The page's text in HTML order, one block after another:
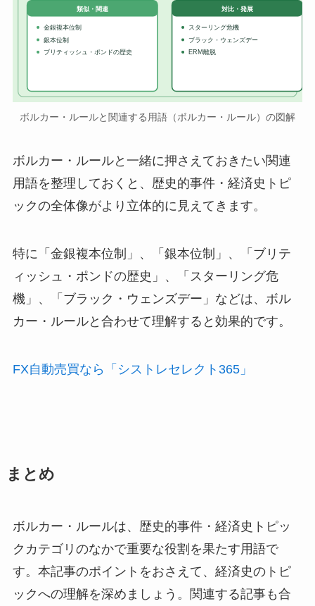
類似・関連
金銀複本位制
銀本位制
ブリティッシュ・ポンドの歴史
対比・発展
スターリング危機
ブラック・ウェンズデー
ERM離脱
ボルカー・ルールと関連する用語（ボルカー・ルール）の図解
ボルカー・ルールと一緒に押さえておきたい関連
用語を整理しておくと、歴史的事件・経済史トピ
ックの全体像がより立体的に見えてきます。
特に「金銀複本位制」、「銀本位制」、「ブリテ
ィッシュ・ポンドの歴史」、「スターリング危
機」、「ブラック・ウェンズデー」などは、ボル
カー・ルールと合わせて理解すると効果的です。
FX自動売買なら「シストレセレクト365」
まとめ
ボルカー・ルールは、歴史的事件・経済史トピッ
クカテゴリのなかで重要な役割を果たす用語で
す。本記事のポイントをおさえて、経済史のトピ
ックへの理解を深めましょう。関連する記事も合